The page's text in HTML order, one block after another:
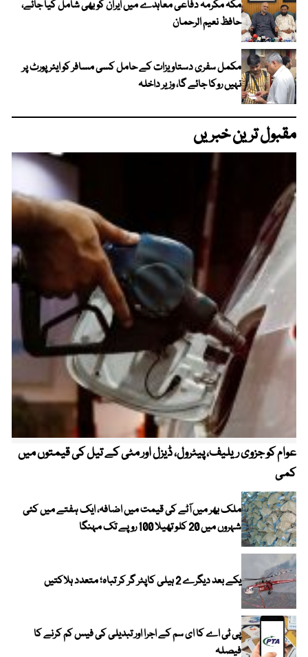
مکہ مکرمہ دفاعی معاہدے میں ایران کو بھی شامل کیا جائے،
حافظ نعیم الرحمان
مکمل سفری دستاویزات کے حامل کسی مسافر کو ایئرپورٹ پر
نہیں روکا جائے گا، وزیر داخلہ
مقبول ترین خبریں
عوام کو جزوی ریلیف، پیٹرول، ڈیزل اور مٹی کے تیل کی قیمتوں میں
کمی
ملک بھر میں آٹے کی قیمت میں اضافہ، ایک ہفتے میں کئی
شہروں میں 20 کلو تھیلا 100 روپے تک مہنگا
یکے بعد دیگرے 2 ہیلی کاپٹر گر کر تباہ؛ متعدد ہلاکتیں
پی ٹی اے کا ای سم کے اجرا اور تبدیلی کی فیس کم کرنے کا
فیصلہ